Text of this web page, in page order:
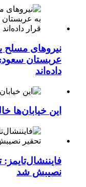
عربستان
داده‌اند
این خیابان‌ها
نصیبش شد